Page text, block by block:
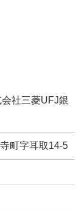
社三菱UFJ銀
町字耳取14-5